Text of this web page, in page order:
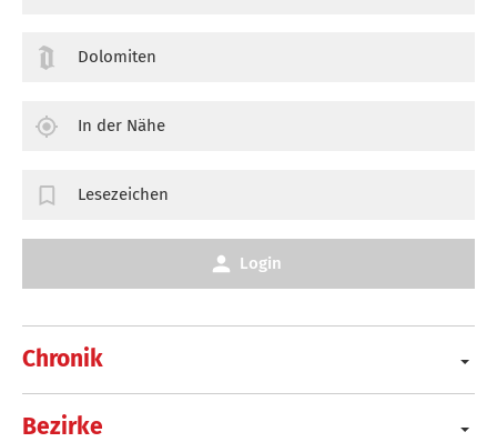
Chronik
Bezirke
Dolomiten
In der Nähe
Lesezeichen
Login